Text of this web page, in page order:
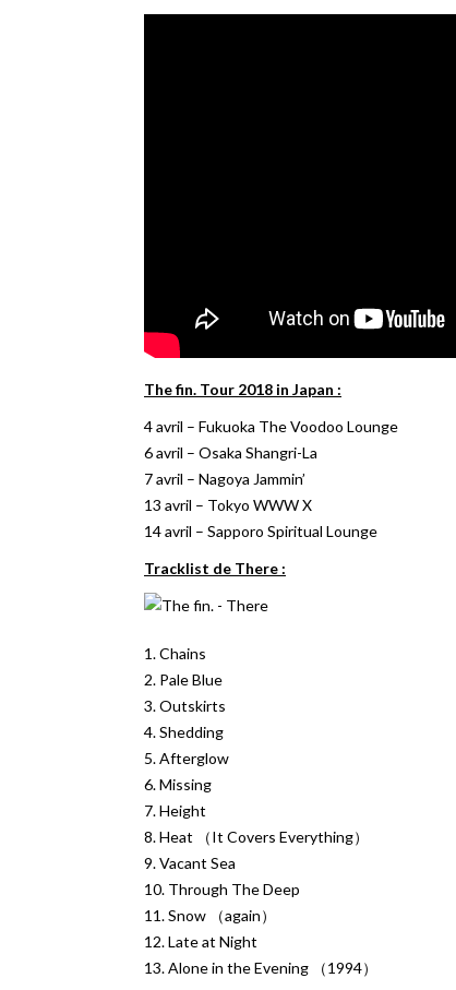
The fin. Tour 2018 in Japan :
4 avril – Fukuoka The Voodoo Lounge
6 avril – Osaka Shangri-La
7 avril – Nagoya Jammin’
13 avril – Tokyo WWW X
14 avril – Sapporo Spiritual Lounge
Tracklist de There :
1. Chains
2. Pale Blue
3. Outskirts
4. Shedding
5. Afterglow
6. Missing
7. Height
8. Heat （It Covers Everything）
9. Vacant Sea
10. Through The Deep
11. Snow （again）
12. Late at Night
13. Alone in the Evening （1994）